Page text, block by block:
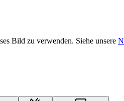
Bild zu verwenden. Siehe unsere